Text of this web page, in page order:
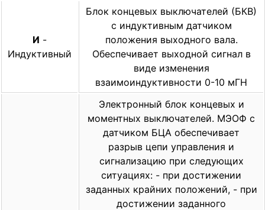
И -
Индуктивный
Блок концевых выключателей (БКВ)
с индуктивным датчиком
положения выходного вала.
Обеспечивает выходной сигнал в
виде изменения
взаимоиндуктивности 0-10 мГН
Электронный блок концевых и
моментных выключателей. МЭОФ с
датчиком БЦА обеспечивает
разрыв цепи управления и
сигнализацию при следующих
ситуациях: - при достижении
заданных крайних положений, - при
достижении заданного